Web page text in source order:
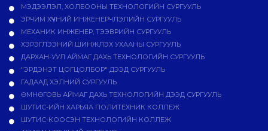
МЭДЭЭЛЭЛ, ХОЛБООНЫ ТЕХНОЛОГИЙН СУРГУУЛЬ
ЭРЧИМ ХҮЧНИЙ ИНЖЕНЕРЧЛЭЛИЙН СУРГУУЛЬ
МЕХАНИК ИНЖЕНЕР, ТЭЭВРИЙН СУРГУУЛЬ
ХЭРЭГЛЭЭНИЙ ШИНЖЛЭХ УХААНЫ СУРГУУЛЬ
ДАРХАН-УУЛ АЙМАГ ДАХЬ ТЕХНОЛОГИЙН СУРГУУЛЬ
"ЭРДЭНЭТ ЦОГЦОЛБОР" ДЭЭД СУРГУУЛЬ
ГАДААД ХЭЛНИЙ СУРГУУЛЬ
ӨМНӨГОВЬ АЙМАГ ДАХЬ ТЕХНОЛОГИЙН ДЭЭД СУРГУУЛЬ
ШУТИС-ИЙН ХАРЬЯА ПОЛИТЕХНИК КОЛЛЕЖ
ШУТИС-КООСЭН ТЕХНОЛОГИЙН КОЛЛЕЖ